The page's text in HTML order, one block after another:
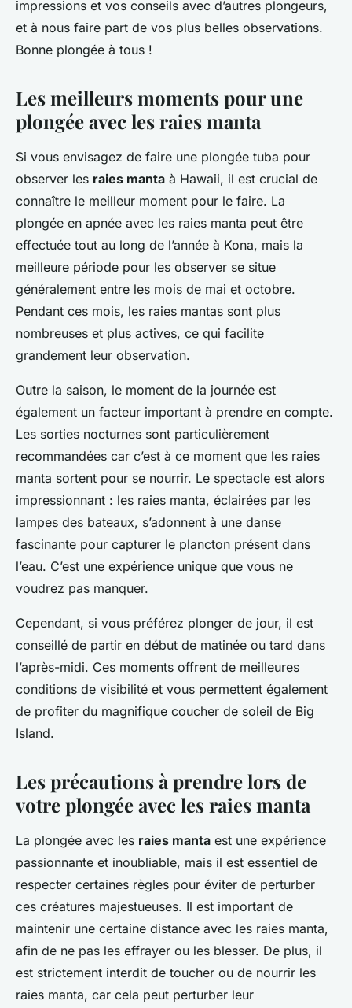
impressions et vos conseils avec d’autres plongeurs,
et à nous faire part de vos plus belles observations.
Bonne plongée à tous !
Les meilleurs moments pour une
plongée avec les raies manta
Si vous envisagez de faire une plongée tuba pour
observer les raies manta à Hawaii, il est crucial de
connaître le meilleur moment pour le faire. La
plongée en apnée avec les raies manta peut être
effectuée tout au long de l’année à Kona, mais la
meilleure période pour les observer se situe
généralement entre les mois de mai et octobre.
Pendant ces mois, les raies mantas sont plus
nombreuses et plus actives, ce qui facilite
grandement leur observation.
Outre la saison, le moment de la journée est
également un facteur important à prendre en compte.
Les sorties nocturnes sont particulièrement
recommandées car c’est à ce moment que les raies
manta sortent pour se nourrir. Le spectacle est alors
impressionnant : les raies manta, éclairées par les
lampes des bateaux, s’adonnent à une danse
fascinante pour capturer le plancton présent dans
l’eau. C’est une expérience unique que vous ne
voudrez pas manquer.
Cependant, si vous préférez plonger de jour, il est
conseillé de partir en début de matinée ou tard dans
l’après-midi. Ces moments offrent de meilleures
conditions de visibilité et vous permettent également
de profiter du magnifique coucher de soleil de Big
Island.
Les précautions à prendre lors de
votre plongée avec les raies manta
La plongée avec les raies manta est une expérience
passionnante et inoubliable, mais il est essentiel de
respecter certaines règles pour éviter de perturber
ces créatures majestueuses. Il est important de
maintenir une certaine distance avec les raies manta,
afin de ne pas les effrayer ou les blesser. De plus, il
est strictement interdit de toucher ou de nourrir les
raies manta, car cela peut perturber leur